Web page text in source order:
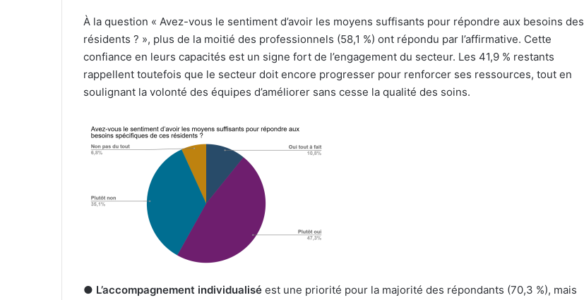
À la question « Avez-vous le sentiment d’avoir les moyens suffisants pour répondre aux besoins des
résidents ? », plus de la moitié des professionnels (58,1 %) ont répondu par l’affirmative. Cette
confiance en leurs capacités est un signe fort de l’engagement du secteur. Les 41,9 % restants
rappellent toutefois que le secteur doit encore progresser pour renforcer ses ressources, tout en
soulignant la volonté des équipes d’améliorer sans cesse la qualité des soins.
● L’accompagnement individualisé est une priorité pour la majorité des répondants (70,3 %), mais